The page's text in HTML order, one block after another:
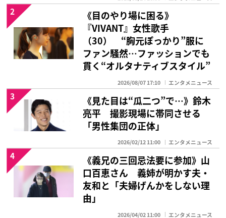
《目のやり場に困る》
『VIVANT』女性歌手
（30） “胸元ぽっかり”服に
ファン騒然…ファッションでも
貫く“オルタナティブスタイル”
2026/08/07 17:10 エンタメニュース
2
《見た目は“瓜二つ”で…》鈴木
亮平 撮影現場に帯同させる
「男性集団の正体」
2026/02/12 11:00 エンタメニュース
3
《義兄の三回忌法要に参加》山
口百恵さん 義姉が明かす夫・
友和と「夫婦げんかをしない理
由」
2026/04/02 11:00 エンタメニュース
4